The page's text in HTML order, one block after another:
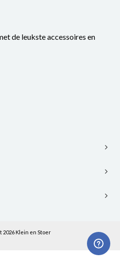
de leukste accessoires en
2026 Klein en Stoer